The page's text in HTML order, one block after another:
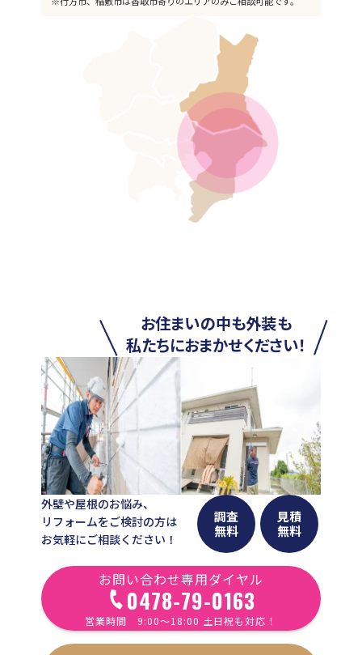
お住まいの中も外装も
私たちにおまかせください！
外壁や屋根のお悩み、
リフォームをご検討の方は
お気軽にご相談ください！
調査
無料
見積
無料
お問い合わせ専用ダイヤル
0478-79-0163
営業時間 9:00〜18:00 土日祝も対応！